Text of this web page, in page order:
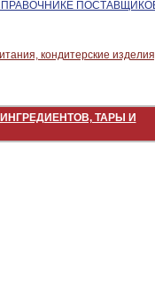
СПРАВОЧНИКЕ
ТАРЫ И